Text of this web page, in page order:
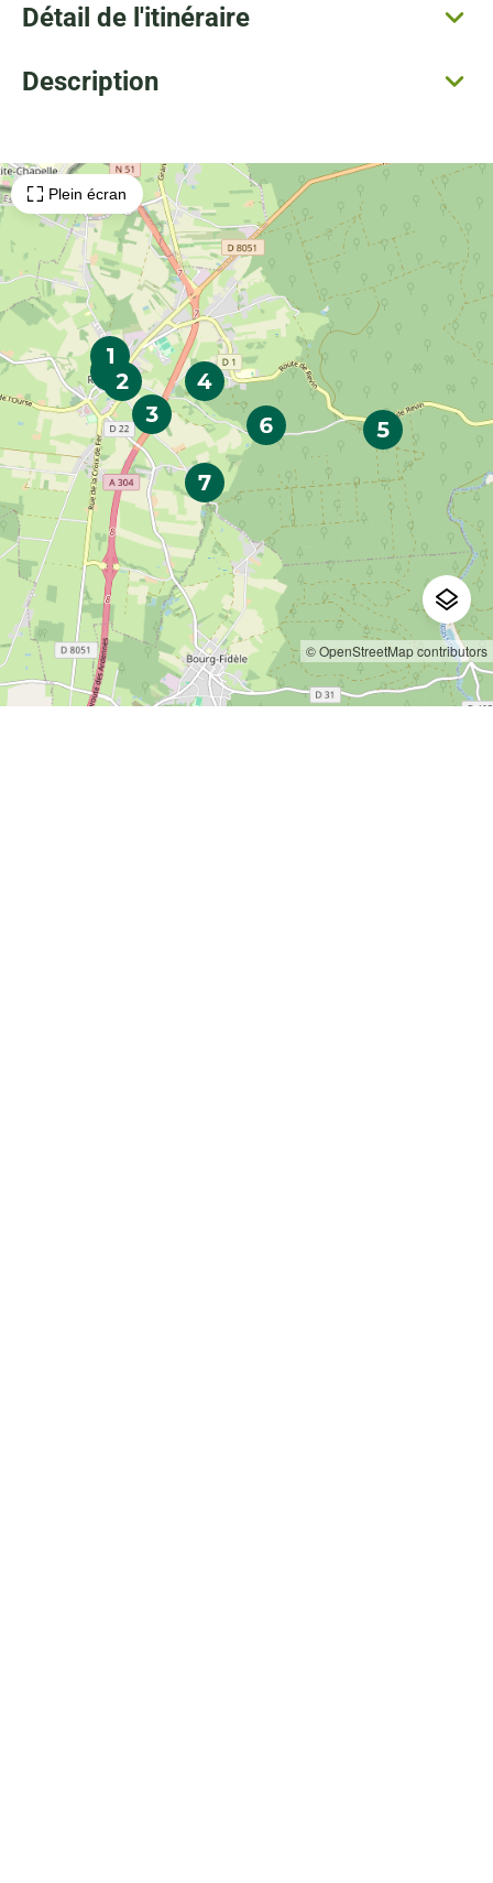
Détail de l'itinéraire
Description
Plein écran
© OpenStreetMap contributors